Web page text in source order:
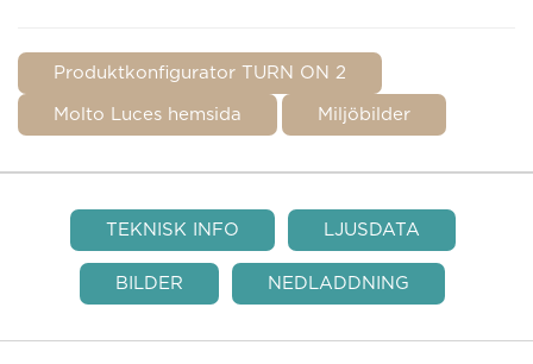
Produktkonfigurator TURN ON 2
Molto Luces hemsida Miljöbilder
TEKNISK INFO LJUSDATA
BILDER NEDLADDNING